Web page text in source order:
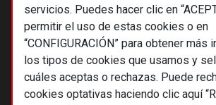
servicios. Puedes hacer clic en
permitir el uso de estas cookies o en
“CONFIGURACIÓN” para obtener más
los tipos de cookies que usamos y
cuáles aceptas o rechazas. Puede
cookies optativas haciendo clic aquí